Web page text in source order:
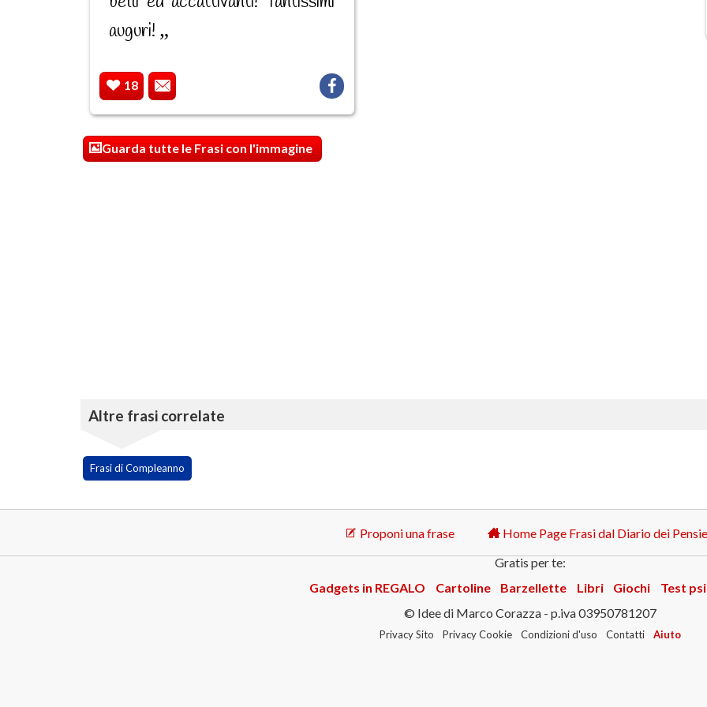
auguri!
18
Guarda tutte le Frasi con l'immagine
Altre frasi correlate
Frasi di Compleanno
Proponi una frase
Home Page Frasi dal Diario dei
Gratis per te:
Gadgets in REGALO
Cartoline Barzellette Libri Giochi
Test
© Idee di Marco Corazza - p.iva 03950781207
Privacy Sito Privacy Cookie Condizioni d'uso Contatti Aiuto